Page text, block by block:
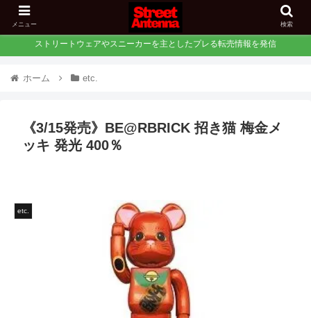
ストリートウェアやスニーカーを主としたプレる転売情報を発信
ホーム etc.
《3/15発売》BE@RBRICK 招き猫 梅金メ
ッキ 発光 400％
etc.
メニュー 検索